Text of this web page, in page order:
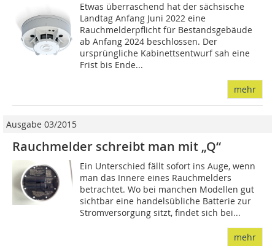
Etwas überraschend hat der sächsische
Landtag Anfang Juni 2022 eine
Rauchmelderpflicht für Bestandsgebäude
ab Anfang 2024 beschlossen. Der
ursprüngliche Kabinettsentwurf sah eine
Frist bis Ende...
mehr
Ausgabe 03/2015
Rauchmelder schreibt man mit „Q“
Ein Unterschied fällt sofort ins Auge, wenn
man das Innere eines Rauchmelders
betrachtet. Wo bei manchen Modellen gut
sichtbar eine handelsübliche Batterie zur
Stromversorgung sitzt, findet sich bei...
mehr